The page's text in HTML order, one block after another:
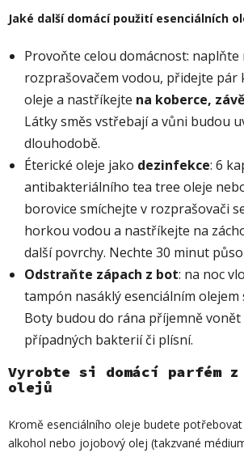
Jaké další domácí použití esenciálních
Provoňte celou domácnost: naplňte
rozprašovačem vodou, přidejte pár
oleje a nastříkejte na koberce,
Látky směs vstřebají a vůni budou
dlouhodobě.
Éterické oleje jako dezinfekce: 6
antibakteriálního tea tree oleje
borovice smíchejte v rozprašovači
horkou vodou a nastříkejte na
další povrchy. Nechte 30 minut
Odstraňte zápach z bot: na noc
tampón nasáklý esenciálním olejem
Boty budou do rána příjemně vonět
případných bakterií či plísní.
Vyrobte si domácí parfém z
olejů
Kromě esenciálního oleje budete
alkohol nebo jojobový olej (takzvané